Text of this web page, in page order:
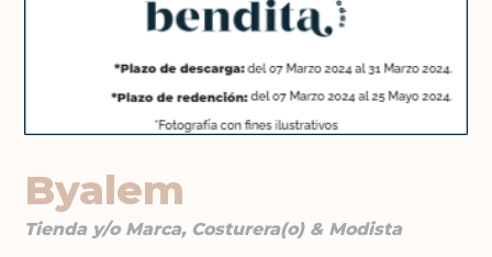
Byalem
Tienda y/o Marca, Costurera(o) & Modista